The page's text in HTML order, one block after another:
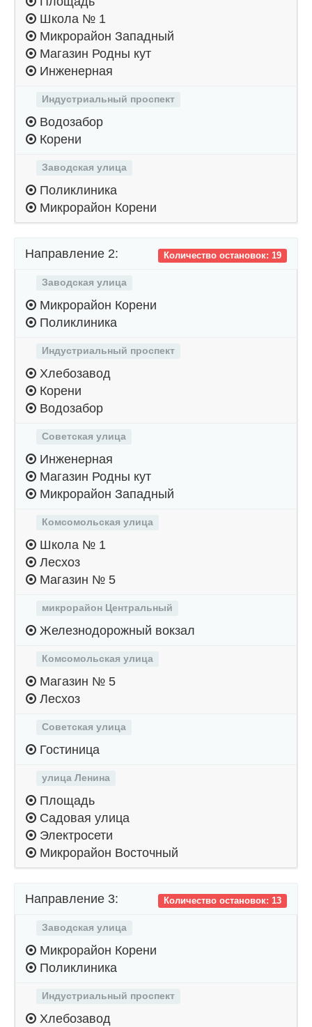
Школа № 1
Микрорайон Западный
Магазин Родны кут
Инженерная
Индустриальный проспект
Водозабор
Корени
Заводская улица
Поликлиника
Микрорайон Корени
Количество остановок: 19
Направление 2:
Заводская улица
Микрорайон Корени
Поликлиника
Индустриальный проспект
Хлебозавод
Корени
Водозабор
Советская улица
Инженерная
Магазин Родны кут
Микрорайон Западный
Комсомольская улица
Школа № 1
Лесхоз
Магазин № 5
микрорайон Центральный
Железнодорожный вокзал
Комсомольская улица
Магазин № 5
Лесхоз
Советская улица
Гостиница
улица Ленина
Площадь
Садовая улица
Электросети
Микрорайон Восточный
Количество остановок: 13
Направление 3:
Заводская улица
Микрорайон Корени
Поликлиника
Индустриальный проспект
Хлебозавод